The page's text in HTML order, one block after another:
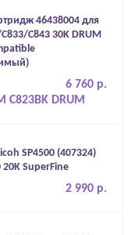
46438004 для
C843 30K DRUM
6 760 р.
C823BK DRUM
SP4500 (407324)
SuperFine
2 990 р.